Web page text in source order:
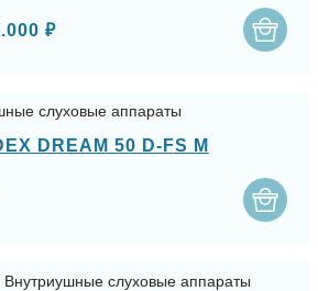
₽
слуховые аппараты
DREAM 50 D-FS M
Внутриушные слуховые аппараты